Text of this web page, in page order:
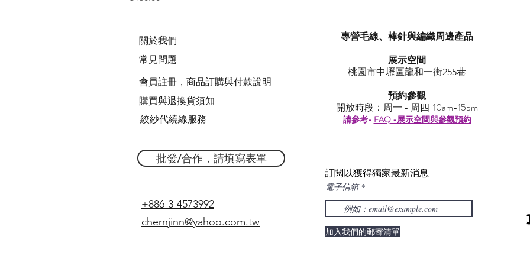
關於我們
常見問題
會員註冊，商品訂購與付款說明
購買與退換貨須知
絞紗代繞線服務
專營毛線、棒針與編織周邊產品
展示空間
​桃園市中壢區龍和一街255巷
預約參觀
開放時段：周一 - 周四 10am-15pm
請參考- FAQ -展示空間與參觀預約
批發/合作，請填寫表單
+886-3-4573992
chernjinn@yahoo.com.tw
訂閱以獲得獨家最新消息
電子信箱
加入我們的郵寄清單